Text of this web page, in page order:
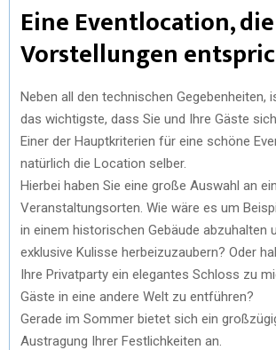
Eine Eventlocation,
Vorstellungen
Neben all den technischen Gegebenheiten,
das wichtigste, dass Sie und Ihre Gäste
Einer der Hauptkriterien für eine schöne
natürlich die Location selber.
Hierbei haben Sie eine große Auswahl an
Veranstaltungsorten. Wie wäre es um
in einem historischen Gebäude abzuhalten
exklusive Kulisse herbeizuzaubern? Oder
Ihre Privatparty ein elegantes Schloss zu
Gäste in eine andere Welt zu entführen?
Gerade im Sommer bietet sich ein
Austragung Ihrer Festlichkeiten an.